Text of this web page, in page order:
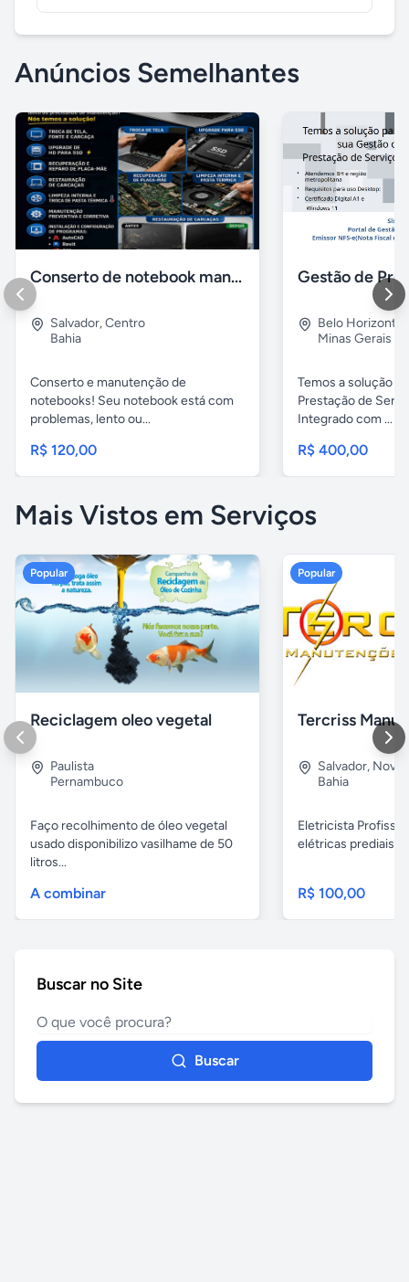
Anúncios Semelhantes
Conserto de notebook manutenção e prevenção
Salvador,Centro
Bahia
Conserto e manutenção de
notebooks! Seu notebook está com
problemas, lento ou...
R$ 120,00
Belo Horizonte
Minas Gerais
Temos a solução
Prestação de
Integrado com ...
R$ 400,00
Mais Vistos em Serviços
Popular
Reciclagem oleo vegetal
Paulista
Pernambuco
Faço recolhimento de óleo vegetal
usado disponibilizo vasilhame de 50
litros...
A combinar
Popular
Salvador, Nova
Bahia
Eletricista
elétricas prediais e
R$ 100,00
Buscar no Site
Buscar